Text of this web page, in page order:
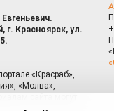
г. Красноярск, ул.
«Красраб»,
«Молва»,
сайта могут